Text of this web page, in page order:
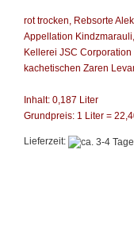
rot trocken, Rebsorte
Appellation
Kellerei JSC Corporation
kachetischen Zaren
Inhalt: 0,187 Liter
Grundpreis: 1 Liter =
Lieferzeit: